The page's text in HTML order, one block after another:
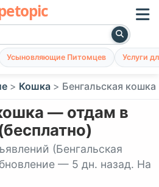
Усыновляющие Питомцев Услуги
Кошка Бенгальская кошка
— отдам в
(Бенгальская
— 5 дн. назад. На